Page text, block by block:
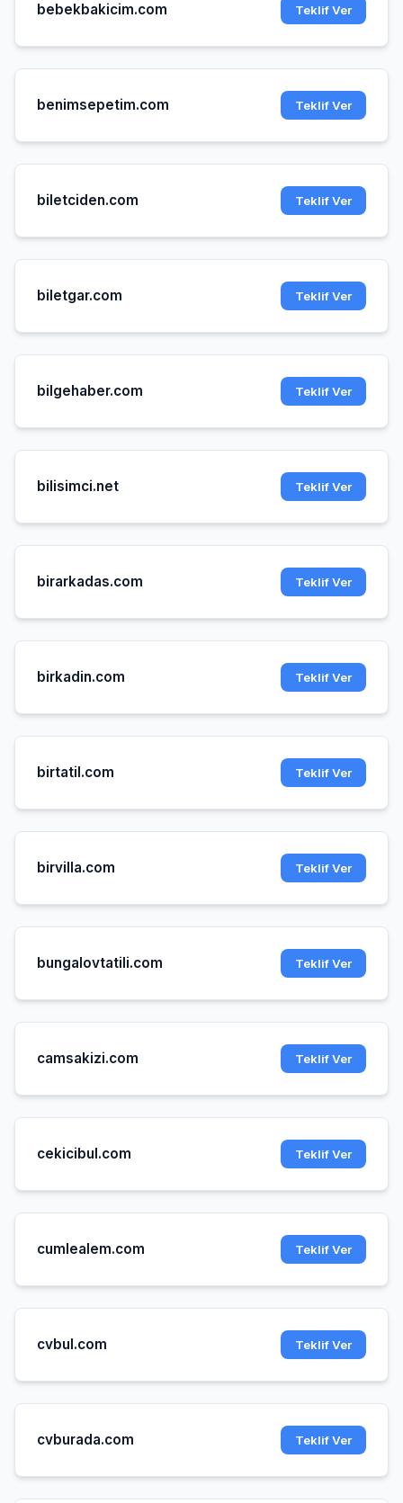
bebekbakicim.com Teklif Ver
benimsepetim.com Teklif Ver
biletciden.com Teklif Ver
biletgar.com Teklif Ver
bilgehaber.com Teklif Ver
bilisimci.net Teklif Ver
birarkadas.com Teklif Ver
birkadin.com Teklif Ver
birtatil.com Teklif Ver
birvilla.com Teklif Ver
bungalovtatili.com Teklif Ver
camsakizi.com Teklif Ver
cekicibul.com Teklif Ver
cumlealem.com Teklif Ver
cvbul.com Teklif Ver
cvburada.com Teklif Ver